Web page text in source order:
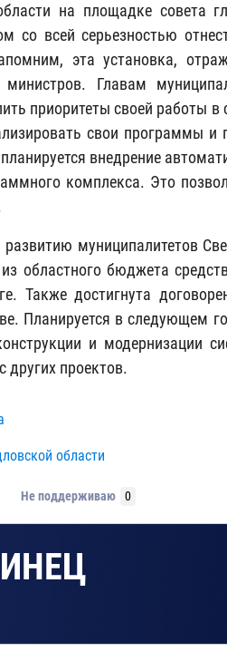
на площадке совета
со всей серьезностью
эта установка,
министров. Главам
приоритеты своей работы
свои программы
внедрение
комплекса. Это
муниципалитетов
областного бюджета
Также достигнута
Планируется в следующем
и модернизации
других проектов.
области
Не поддерживаю 0